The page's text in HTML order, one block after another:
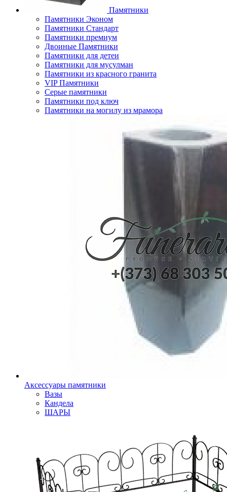
Памятники
Памятники Эконом
Памятники Стандарт
Памятники премиум
Двоиные Памятники
Памятники для детеи
Памятники для мусулман
Памятники из красного гранита
VIP Памятники
Серые памятники
Памятники под ключ
Памятники на могилу из мрамора
Аксессуары памятники
Вазы
Кандела
ШАРЫ